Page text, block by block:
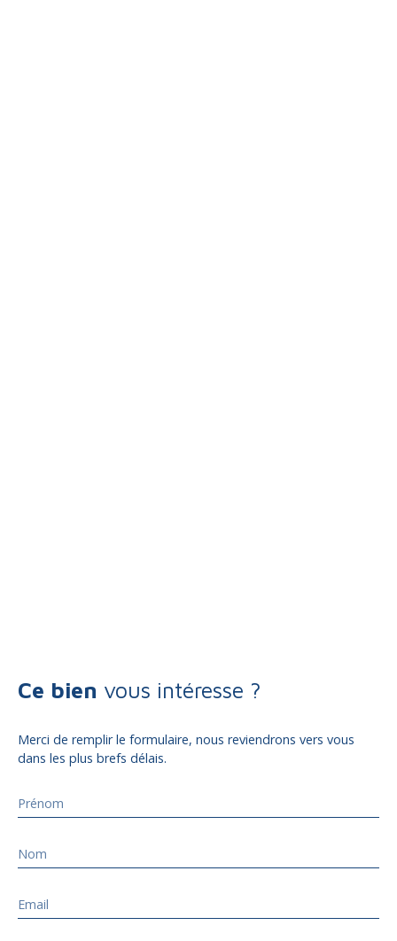
Ce bien vous intéresse ?
Merci de remplir le formulaire, nous reviendrons vers vous
dans les plus brefs délais.
Prénom
Nom
Email